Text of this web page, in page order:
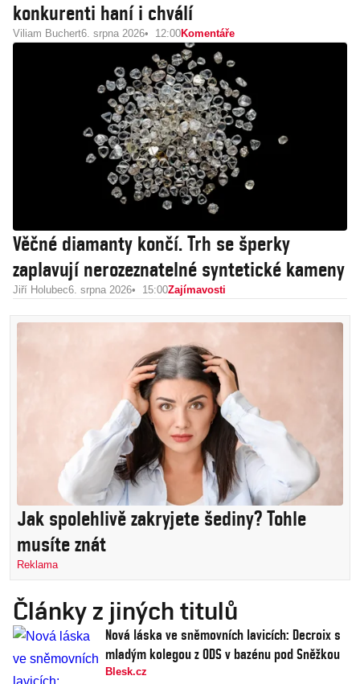
konkurenti haní i chválí
Viliam Buchert6. srpna 2026 12:00Komentáře
Věčné diamanty končí. Trh se šperky
zaplavují nerozeznatelné syntetické kameny
Jiří Holubec6. srpna 2026 15:00Zajímavosti
Jak spolehlivě zakryjete šediny? Tohle
musíte znát
Reklama
Články z jiných titulů
Nová láska ve sněmovních lavicích: Decroix s
mladým kolegou z ODS v bazénu pod Sněžkou
Blesk.cz